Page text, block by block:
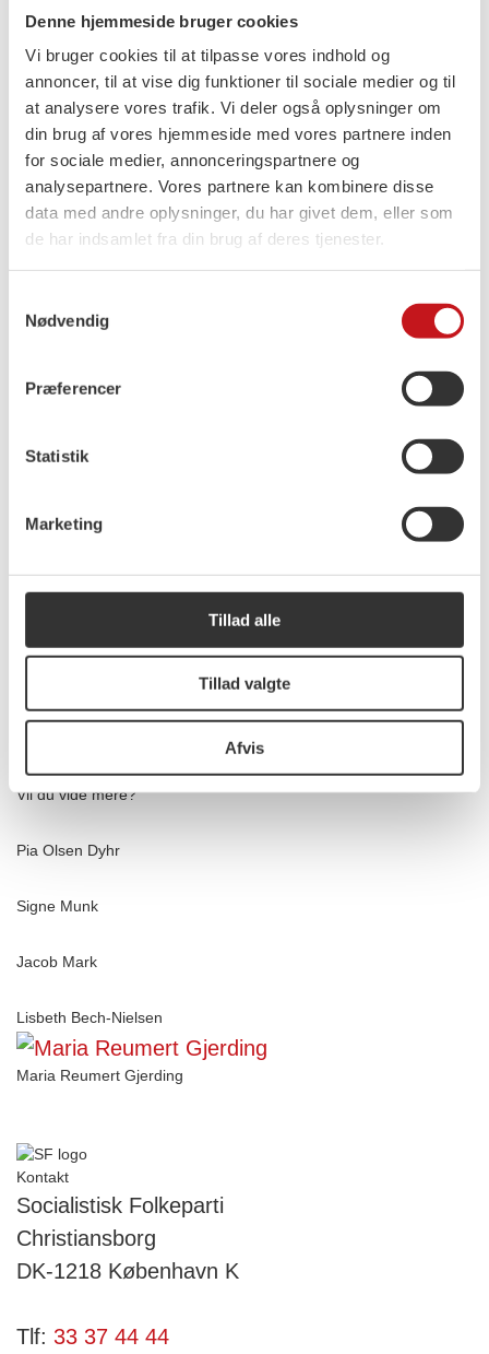
Denne hjemmeside bruger cookies
Vi bruger cookies til at tilpasse vores indhold og
annoncer, til at vise dig funktioner til sociale medier og til
at analysere vores trafik. Vi deler også oplysninger om
din brug af vores hjemmeside med vores partnere inden
for sociale medier, annonceringspartnere og
analysepartnere. Vores partnere kan kombinere disse
data med andre oplysninger, du har givet dem, eller som
de har indsamlet fra din brug af deres tjenester.
Nødvendig
Præferencer
Statistik
Marketing
Tillad alle
Tillad valgte
Afvis
Den politik, som de fem ministre nu kaster sig
over, betyder noget. Det betyder noget, om
vores børn møder en folkeskole med tid nok til
den enkelte elev. Det betyder noget, om vi
beskytter vores drikkevand mod sprøjtegift.
Det betyder noget, om dyr behandles
ordentligt, og om velfærden er stærk nok til
dem, der har brug for den.
lykønskninger. Men foran os venter et vigtigt
arbejde. For ingen af de resultater, der er
skabt gennem årene, er kommet af sig selv.
Ikke minimumsnormeringerne. Ikke gratis
psykologhjælp til unge eller de mange grønne
fremskridt. Og heller ikke det
regeringsgrundlag, der nu skal omsættes til
virkelighed.
med til at definere spillebanen og er helt klar til
Vil du vide mere?
Pia Olsen Dyhr
Signe Munk
Jacob Mark
Lisbeth Bech-Nielsen
Maria Reumert Gjerding
Kontakt
Socialistisk Folkeparti
Christiansborg
DK-1218 København K
Tlf: 33 37 44 44